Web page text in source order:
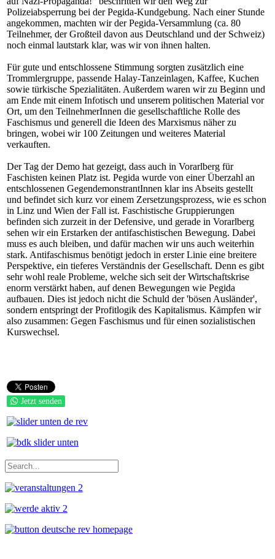
Polizeiabsperrung bei der Pegida-Kundgebung. Nach einer Stunde
angekommen, machten wir der Pegida-Versammlung (ca. 80
Teilnehmer, der Großteil davon aus Deutschland und der Schweiz)
noch einmal lautstark klar, was wir von ihnen halten.
Für gute und entschlossene Stimmung sorgten zusätzlich eine
Trommlergruppe, passende Halay-Tanzeinlagen, Kaffee, Kuchen
sowie türkische Spezialitäten. Außerdem waren wir zu Beginn und
am Ende mit einem Infotisch und unserem politischen Material vor
Ort, um den TeilnehmerInnen die gesellschaftliche Rolle des
Faschismus und generell die Ideen des Marxismus näher zu
bringen, wobei wir 100 Zeitungen und weiteres Material
verkauften.
Der Tag der Demo hat gezeigt, dass auch in Vorarlberg für
Faschisten keinen Platz ist. Pegida wurde von einer Überzahl an
entschlossenen GegendemonstrantInnen klar ins Abseits gestellt
und befindet sich kurz vor einem Zersetzungsprozess, wie es schon
in Linz und Wien der Fall ist. Faschistische Gruppierungen
befinden sich zurzeit in der Defensive, und gerade in Vorarlberg
sehen wir ein Erstarken der antifaschistischen Bewegung. Dabei
muss es auch bleiben, und dafür machen wir uns auch weiterhin
stark. Antifaschismus benötigt jedoch in erster Linie eine breitere
Perspektive, ein tieferes Verständnis der Gesellschaft. Denn es gibt
sehr wohl reale Probleme, welche sich seit der Wirtschaftskrise
enorm verstärkt haben, auf denen Bewegungen wie Pegida
aufbauen. Dies ist jedoch nicht die Schuld der 'bösen Ausländer',
sondern entspringt der Profitlogik des Kapitalismus. Kämpfen wir
also zusammen: Gegen Faschismus und für einen sozialistischen
Kurswechsel.
Jetzt senden